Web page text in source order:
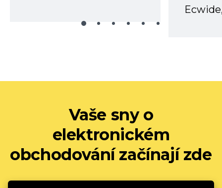
Vaše sny o
elektronickém
obchodování začínají zde